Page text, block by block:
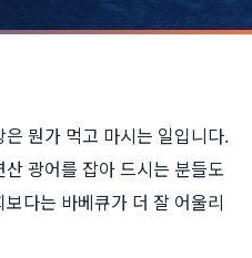
뭔가 먹고 마시는 일입니다.
광어를 잡아 드시는 분들도
다는 바베큐가 더 잘 어울리